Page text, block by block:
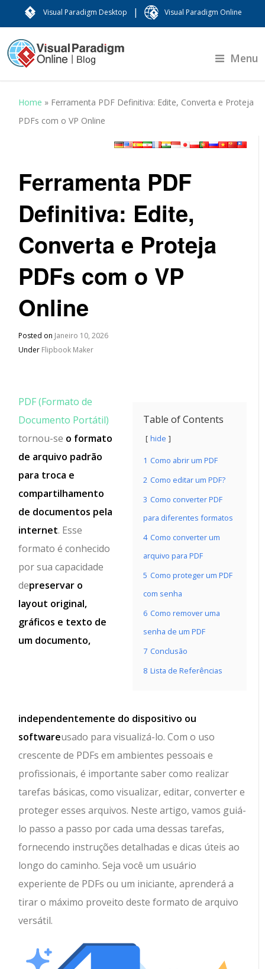
Visual Paradigm Desktop | Visual Paradigm Online
Menu
Home » Ferramenta PDF Definitiva: Edite, Converta e Proteja
PDFs com o VP Online
Ferramenta PDF
Definitiva: Edite,
Converta e Proteja
PDFs com o VP
Online
Posted on Janeiro 10, 2026
Under Flipbook Maker
Table of Contents
hide
1 Como abrir um PDF
2 Como editar um PDF?
3 Como converter PDF
para diferentes formatos
4 Como converter um
arquivo para PDF
5 Como proteger um PDF
com senha
6 Como remover uma
senha de um PDF
7 Conclusão
8 Lista de Referências
PDF (Formato de
Documento Portátil)
tornou-se o formato
de arquivo padrão
para troca e
compartilhamento
de documentos pela
internet. Esse
formato é conhecido
por sua capacidade
depreservar o
layout original,
gráficos e texto de
um documento,
independentemente do dispositivo ou
softwareusado para visualizá-lo. Com o uso
crescente de PDFs em ambientes pessoais e
profissionais, é importante saber como realizar
tarefas básicas, como visualizar, editar, converter e
proteger esses arquivos. Neste artigo, vamos guiá-
lo passo a passo por cada uma dessas tarefas,
fornecendo instruções detalhadas e dicas úteis ao
longo do caminho. Seja você um usuário
experiente de PDFs ou um iniciante, aprenderá a
tirar o máximo proveito deste formato de arquivo
versátil.